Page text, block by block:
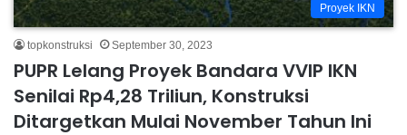
Proyek IKN
topkonstruksi September 30, 2023
PUPR Lelang Proyek Bandara VVIP IKN
Senilai Rp4,28 Triliun, Konstruksi
Ditargetkan Mulai November Tahun Ini